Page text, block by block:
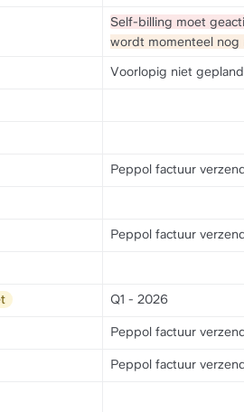
Self-billing moet
wordt momenteel nog
Voorlopig niet
Peppol factuur
Peppol factuur
Q1 - 2026
Peppol factuur
Peppol factuur